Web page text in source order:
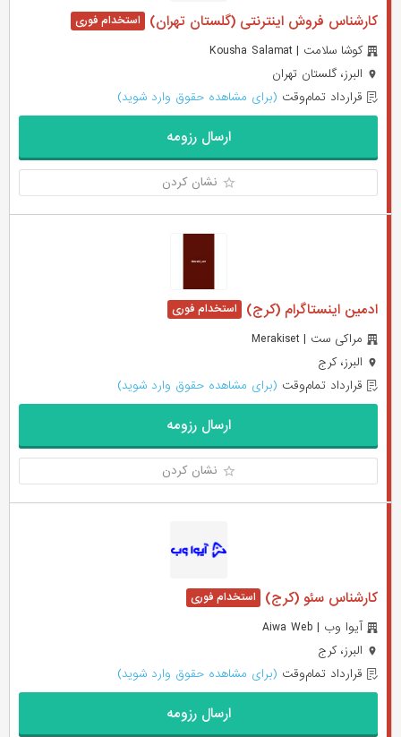
کارشناس فروش اینترنتی (گلستان تهران)
کوشا سلامت | Kousha Salamat
البرز، گلستان تهران
قرارداد تمام‌وقت (برای مشاهده حقوق وارد شوید)
ارسال رزومه
نشان کردن
ادمین اینستاگرام (کرج)
مراکی ست | Merakiset
البرز، کرج
قرارداد تمام‌وقت (برای مشاهده حقوق وارد شوید)
ارسال رزومه
نشان کردن
کارشناس سئو (کرج)
آیوا وب | Aiwa Web
البرز، کرج
قرارداد تمام‌وقت (برای مشاهده حقوق وارد شوید)
ارسال رزومه